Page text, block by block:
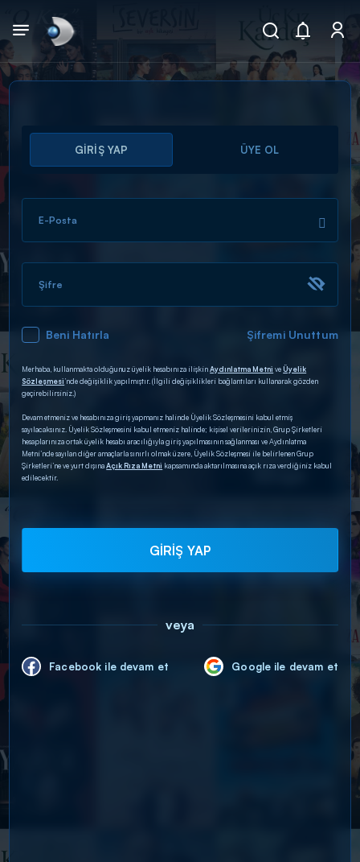
Arama
ARAMA SONUÇLARI
DİĞER SONUÇLAR
GİRİŞ YAP ÜYE OL
E-Posta
Şifre
Beni Hatırla Şifremi Unuttum
Merhaba, kullanmakta olduğunuz üyelik hesabınıza ilişkinAydınlatma Metni veÜyelik
Sözleşmesi’nde değişiklik yapılmıştır. (İlgili değişiklikleri bağlantıları kullanarak gözden
geçirebilirsiniz.)
Devam etmeniz ve hesabınıza giriş yapmanız halinde Üyelik Sözleşmesini kabul etmiş
sayılacaksınız. Üyelik Sözleşmesini kabul etmeniz halinde; kişisel verilerinizin, Grup Şirketleri
hesaplarınıza ortak üyelik hesabı aracılığıyla giriş yapılmasının sağlanması ve Aydınlatma
Metni’nde sayılan diğer amaçlarla sınırlı olmak üzere, Üyelik Sözleşmesi ile belirlenen Grup
Şirketleri’ne ve yurt dışınaAçık Rıza Metni kapsamında aktarılmasına açık rıza verdiğiniz kabul
edilecektir.
GİRİŞ YAP
veya
Facebook ile devam et Google ile devam et